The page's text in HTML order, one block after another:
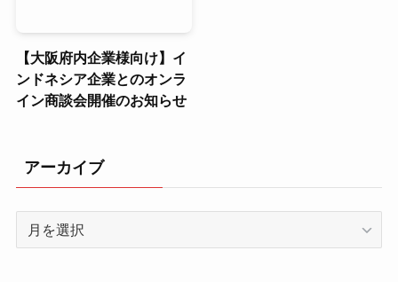
【大阪府内企業様向け】イ
ンドネシア企業とのオンラ
イン商談会開催のお知らせ
アーカイブ